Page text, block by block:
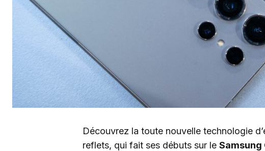
Découvrez la toute nouvelle technologie
reflets, qui fait ses débuts sur le Samsung